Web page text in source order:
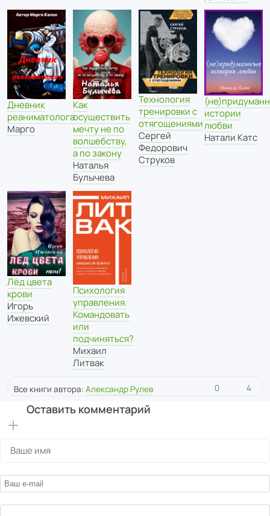
Дневник
реаниматолога
Марго
Как
осуществить
мечту не по
волшебству,
а по закону
Наталья
Булычева
Технология
тренировки с
отягощениями
Сергей
Федорович
Струков
истории
любви
Натали Катс
Лёд цвета
крови
Игорь
Ижевский
Психология
управления.
Командовать
или
подчиняться?
Михаил
Литвак
Все книги автора: Александр Рулев 0 4
Оставить комментарий